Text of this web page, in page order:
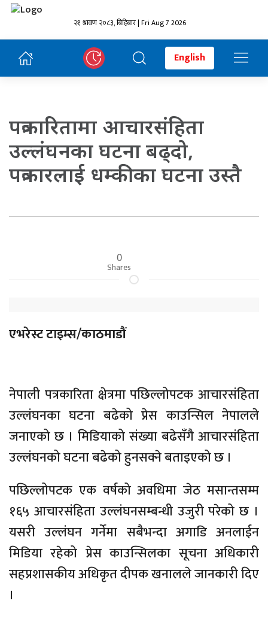
२१ श्रावण २०८३, बिहिबार | Fri Aug 7 2026
English
पत्रकारितामा आचारसंहिता
उल्लंघनका घटना बढ्दो,
पत्रकारलाई धम्कीका घटना उस्तै
0
Shares
एभरेस्ट टाइम्स/काठमाडौं
नेपाली पत्रकारिता क्षेत्रमा पछिल्लोपटक आचारसंहिता
उल्लंघनका घटना बढेको प्रेस काउन्सिल नेपालले
जनाएको छ । मिडियाको संख्या बढेसँगै आचारसंहिता
उल्लंघनको घटना बढेको हुनसक्ने बताइएको छ ।
पछिल्लोपटक एक वर्षको अवधिमा जेठ मसान्तसम्म
१६५ आचारसंहिता उल्लंघनसम्बन्धी उजुरी परेको छ ।
यसरी उल्लंघन गर्नेमा सबैभन्दा अगाडि अनलाईन
मिडिया रहेको प्रेस काउन्सिलका सूचना अधिकारी
सहप्रशासकीय अधिकृत दीपक खनालले जानकारी दिए
।